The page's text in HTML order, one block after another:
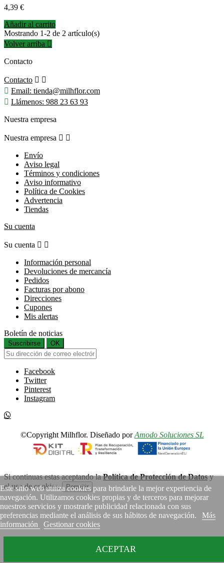
Este sitio web utiliza cookies para brindarle la mejor experiencia de
navegación. Utilizamos cookies propias y de terceros para mejorar
nuestros servicios y mostrarle publicidad relacionada con sus
preferencias mediante el análisis de sus hábitos de navegación.
Más
información
Gestionar cookies
ACEPTAR
Precio
4,39 €
Añadir al carrito
Mostrando 1-2 de 2 artículo(s)
Volver arriba 
Contacto
Contacto  
 Email: tienda@milhflor.com
 Llámenos: 988 23 63 93
Nuestra empresa
Nuestra empresa  
Envío
Aviso legal
Términos y condiciones
Aviso informativo
Política de Cookies
Advertencia
Tiendas
Su cuenta
Su cuenta  
Información personal
Devoluciones de mercancía
Pedidos
Facturas por abono
Direcciones
Cupones
Mis alertas
Boletín de noticias
Suscribirse OK
Facebook
Twitter
Pinterest
Instagram
©Copyright Milhflor. Diseñado porAmodo Soluciones SL
Si continuas estas aceptando laPolítica de Protección de Datosy
el uso de cookies.
Permitir